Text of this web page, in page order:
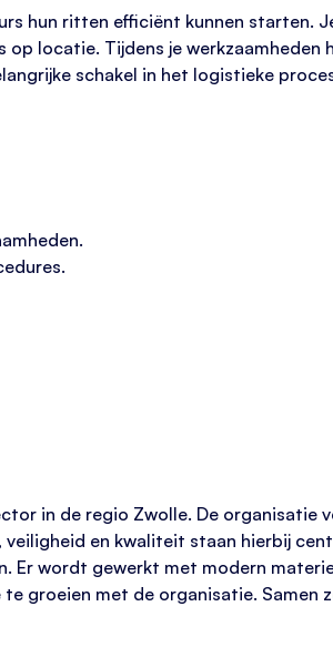
hun ritten efficiënt kunnen starten.
locatie. Tijdens je werkzaamheden
schakel in het logistieke
in de regio Zwolle. De organisatie
en kwaliteit staan hierbij
Er wordt gewerkt met modern
groeien met de organisatie. Samen